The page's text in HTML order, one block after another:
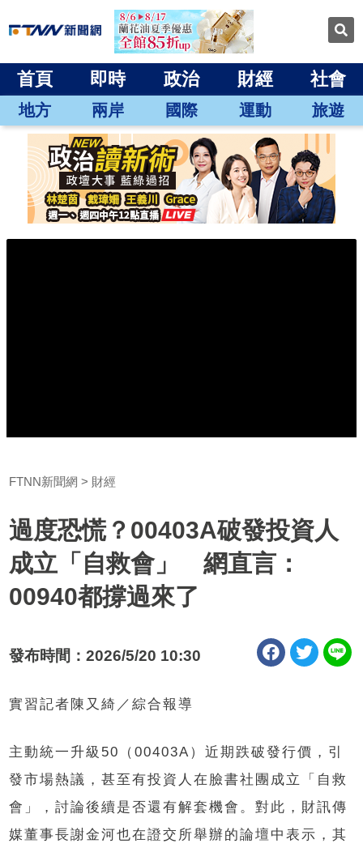
首頁 即時 政治 財經 社會
地方 兩岸 國際 運動 旅遊
FTNN新聞網 財經
過度恐慌？00403A破發投資人
成立「自救會」 網直言：
00940都撐過來了
發布時間：2026/5/20 10:30
實習記者陳又綺／綜合報導
主動統一升級50（00403A）近期跌破發行價，引
發市場熱議，甚至有投資人在臉書社團成立「自救
會」，討論後續是否還有解套機會。對此，財訊傳
媒董事長謝金河也在證交所舉辦的論壇中表示，其